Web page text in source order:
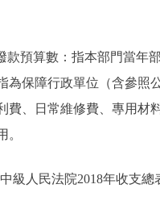
預算數：指本部門當年部
保障行政單位（含參照公
費、日常維修費、專用材
。
級人民法院2018年收支總